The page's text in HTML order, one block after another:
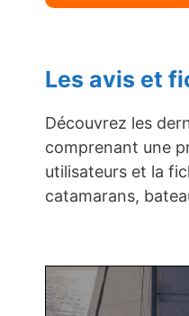
Les avis et
Découvrez les
comprenant une
utilisateurs et la
catamarans,